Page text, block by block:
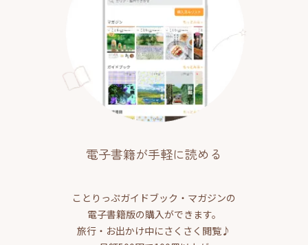
電子書籍が手軽に読める
ことりっぷガイドブック・マガジンの
電子書籍版の購入ができます。
旅行・お出かけ中にさくさく閲覧♪